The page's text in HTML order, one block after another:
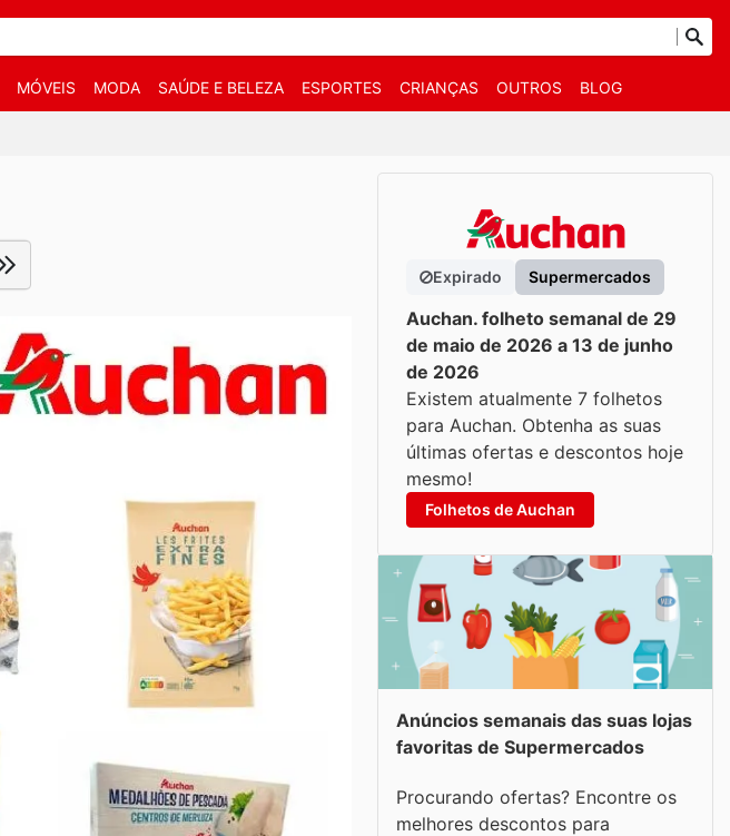
MÓVEIS MODA SAÚDE E BELEZA ESPORTES CRIANÇAS OUTROS BLOG
Expirado Supermercados
Auchan. folheto semanal de 29
de maio de 2026 a 13 de junho
de 2026
Existem atualmente 7 folhetos
para Auchan. Obtenha as suas
últimas ofertas e descontos hoje
mesmo!
Folhetos de Auchan
Anúncios semanais das suas lojas
favoritas de Supermercados
Procurando ofertas? Encontre os
melhores descontos para